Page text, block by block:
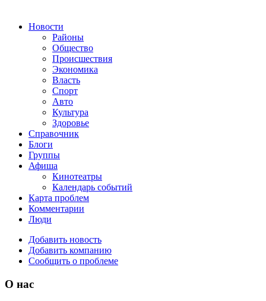
Новости
Районы
Общество
Происшествия
Экономика
Власть
Спорт
Авто
Культура
Здоровье
Справочник
Блоги
Группы
Афиша
Кинотеатры
Календарь событий
Карта проблем
Комментарии
Люди
Добавить новость
Добавить компанию
Сообщить о проблеме
О нас